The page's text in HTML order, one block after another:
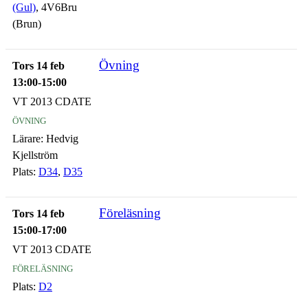
(Gul), 4V6Bru
(Brun)
Tors 14 feb
13:00-15:00
Övning
VT 2013 CDATE
övning
Lärare: Hedvig
Kjellström
Plats: D34, D35
Tors 14 feb
15:00-17:00
Föreläsning
VT 2013 CDATE
föreläsning
Plats: D2